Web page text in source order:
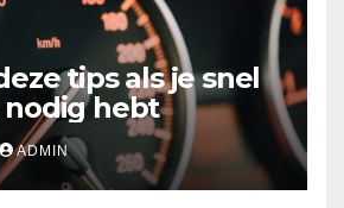
tips als je snel
hebt
ADMIN